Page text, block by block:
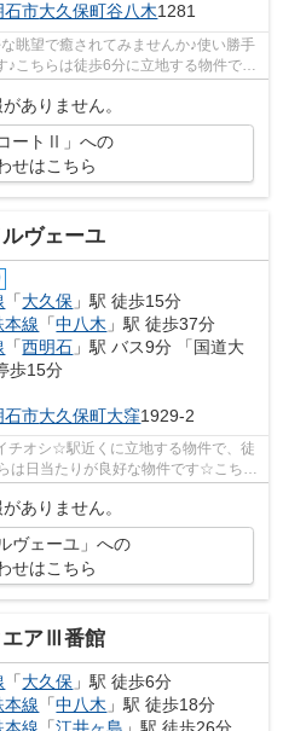
石市大久保町谷八木1281
眺望で癒されてみませんか♪使い勝手
こちらは徒歩6分に立地する物件です
ありません。
ートⅡ」への
せはこちら
ヴェーユ
「大久保 」駅 徒歩15分
本線 「中八木 」駅 徒歩37分
「西明石 」駅 バス9分 「国道大
歩15分
石市大久保町大窪1929-2
チオシ☆駅近くに立地する物件で、徒
日当たりが良好な物件です☆こちら
によ...
ありません。
ヴェーユ」への
せはこちら
エアⅢ番館
「大久保 」駅 徒歩6分
本線 「中八木 」駅 徒歩18分